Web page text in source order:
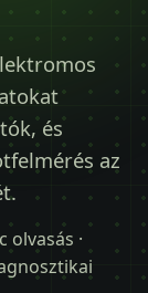
és
az
olvasás ·